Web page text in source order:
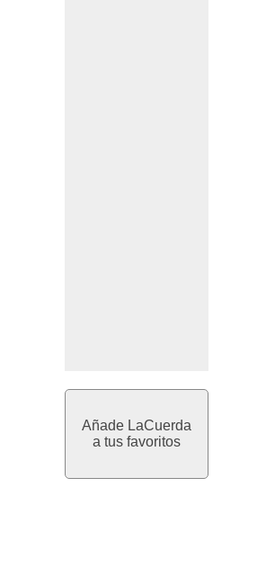
Añade LaCuerda
a tus favoritos